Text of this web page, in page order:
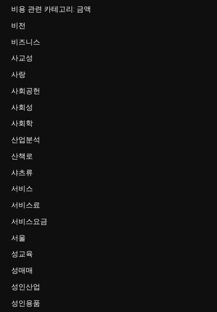
비용 관련 카테고리: 금액
비전
비즈니스
사교성
사랑
사회공헌
사회성
사회학
산업분석
산책로
샤츠류
서비스
서비스료
서비스요금
서울
성교육
성매매
성인산업
성인용품